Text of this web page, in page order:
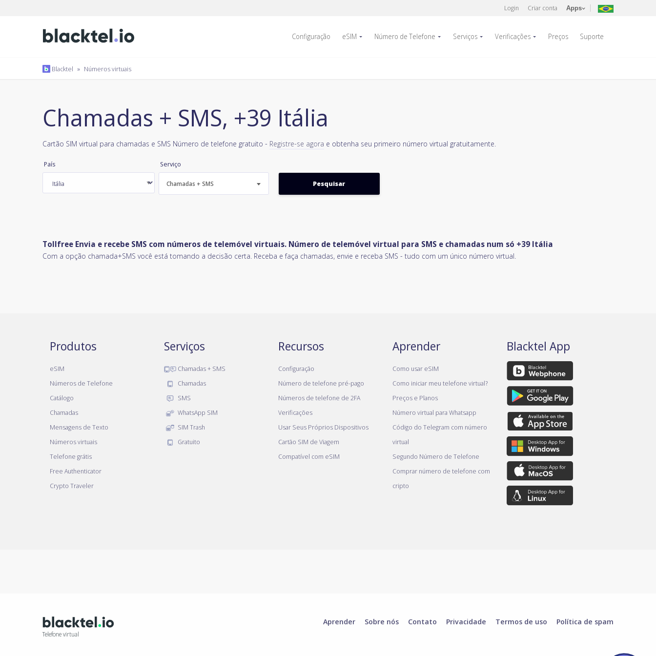
Login Criar conta Apps
Configuração eSIM Número de Telefone Serviços Verificações Preços Suporte
Blacktel » Números virtuais
Chamadas + SMS, +39 Itália
Cartão SIM virtual para chamadas e SMS Número de telefone gratuito - Registre-se agora e obtenha seu primeiro número virtual gratuitamente.
País Serviço
Chamadas + SMS
Tollfree Envia e recebe SMS com números de telemóvel virtuais. Número de telemóvel virtual para SMS e chamadas num só +39 Itália
Com a opção chamada+SMS você está tomando a decisão certa. Receba e faça chamadas, envie e receba SMS - tudo com um único número virtual.
Produtos
eSIM
Números de Telefone
Catálogo
Chamadas
Mensagens de Texto
Números virtuais
Telefone grátis
Free Authenticator
Crypto Traveler
Serviços
Chamadas + SMS
Chamadas
SMS
WhatsApp SIM
SIM Trash
Gratuito
Recursos
Configuração
Número de telefone pré-pago
Números de telefone de 2FA
Verificações
Usar Seus Próprios Dispositivos
Cartão SIM de Viagem
Compatível com eSIM
Aprender
Como usar eSIM
Como iniciar meu telefone virtual?
Preços e Planos
Número virtual para Whatsapp
Código do Telegram com número
virtual
Segundo Número de Telefone
Comprar número de telefone com
cripto
Blacktel App
Telefone virtual
Aprender Sobre nós Contato Privacidade Termos de uso Política de spam